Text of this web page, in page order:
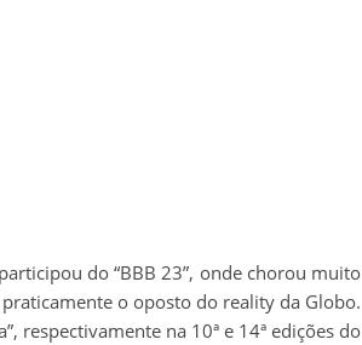
do “BBB 23”, onde chorou muito
praticamente o oposto do reality da Globo.
respectivamente na 10ª e 14ª edições do